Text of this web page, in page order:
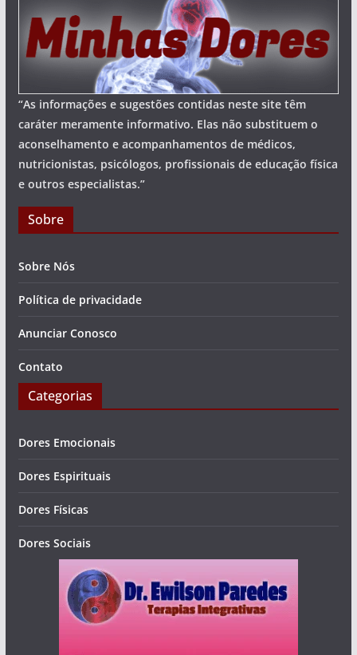
“As informações e sugestões contidas neste site têm
caráter meramente informativo. Elas não substituem o
aconselhamento e acompanhamentos de médicos,
nutricionistas, psicólogos, profissionais de educação física
e outros especialistas.”
Sobre
Sobre Nós
Política de privacidade
Anunciar Conosco
Contato
Categorias
Dores Emocionais
Dores Espirituais
Dores Físicas
Dores Sociais